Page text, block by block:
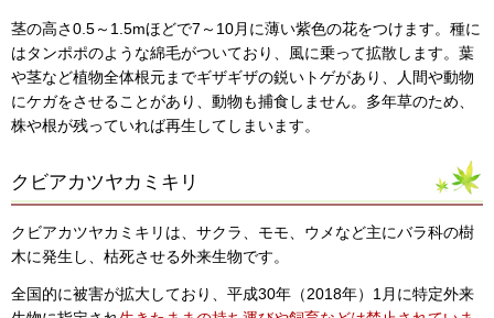
茎の高さ0.5～1.5mほどで7～10月に薄い紫色の花をつけます。種に
はタンポポのような綿毛がついており、風に乗って拡散します。葉
や茎など植物全体根元までギザギザの鋭いトゲがあり、人間や動物
にケガをさせることがあり、動物も捕食しません。多年草のため、
株や根が残っていれば再生してしまいます。
クビアカツヤカミキリ
クビアカツヤカミキリは、サクラ、モモ、ウメなど主にバラ科の樹
木に発生し、枯死させる外来生物です。
全国的に被害が拡大しており、平成30年（2018年）1月に特定外来